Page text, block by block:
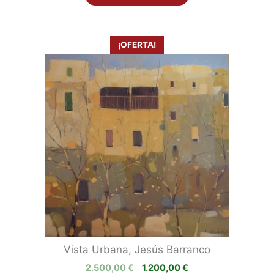
¡OFERTA!
Vista Urbana, Jesús Barranco
2.500,00€
El
1.200,00€